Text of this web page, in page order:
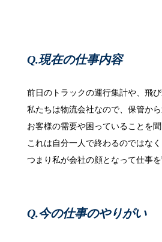
現在の仕事内容
前日のトラックの運行集計や、飛
私たちは物流会社なので、保管か
お客様の需要や困っていることを
これは自分一人で終わるのではな
つまり私が会社の顔となって仕事
今の仕事のやりがい